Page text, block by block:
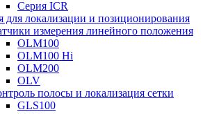
Серия ICR
для локализации и позиционирования
измерения линейного положения
OLM100
OLM100 Hi
OLM200
OLV
полосы и локализация сетки
GLS100